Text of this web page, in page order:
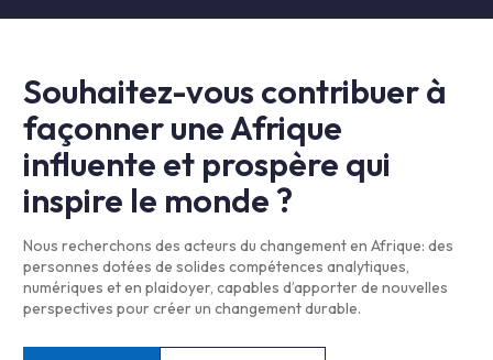
Souhaitez-vous contribuer à
façonner une Afrique
influente et prospère qui
inspire le monde ?
Nous recherchons des acteurs du changement en Afrique: des
personnes dotées de solides compétences analytiques,
numériques et en plaidoyer, capables d’apporter de nouvelles
perspectives pour créer un changement durable.